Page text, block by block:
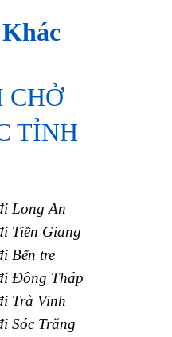
CHỞ
TỈNH
Long An
Tiền Giang
Bến tre
Đông Tháp
Trà Vinh
Sóc Trăng